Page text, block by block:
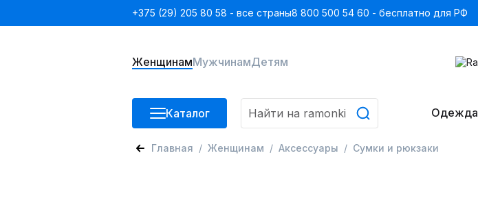
+375 (29) 205 80 58 - все страны8 800 500 54 60 - бесплатно для РФ
ЖенщинамМужчинамДетям
Каталог Одежда
Главная Женщинам Аксессуары Сумки и рюкзаки